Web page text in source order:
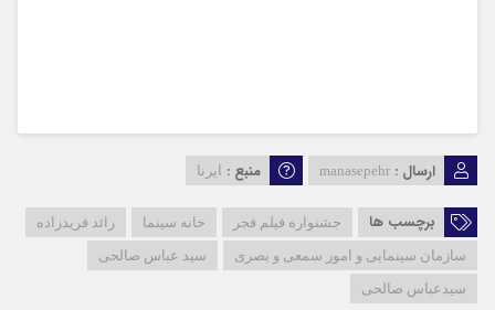
ارسال : manasepehr منبع : ایرنا
برچسب ها جشنواره فیلم فجر خانه سینما
رائد فریدزاده
سازمان سینمایی و امور سمعی و بصری
سید عباس صالحی
سیدعباس صالحی